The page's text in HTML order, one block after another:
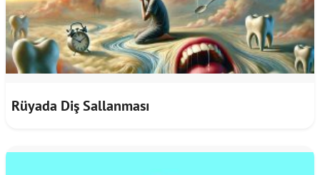
Rüyada Diş Sallanması